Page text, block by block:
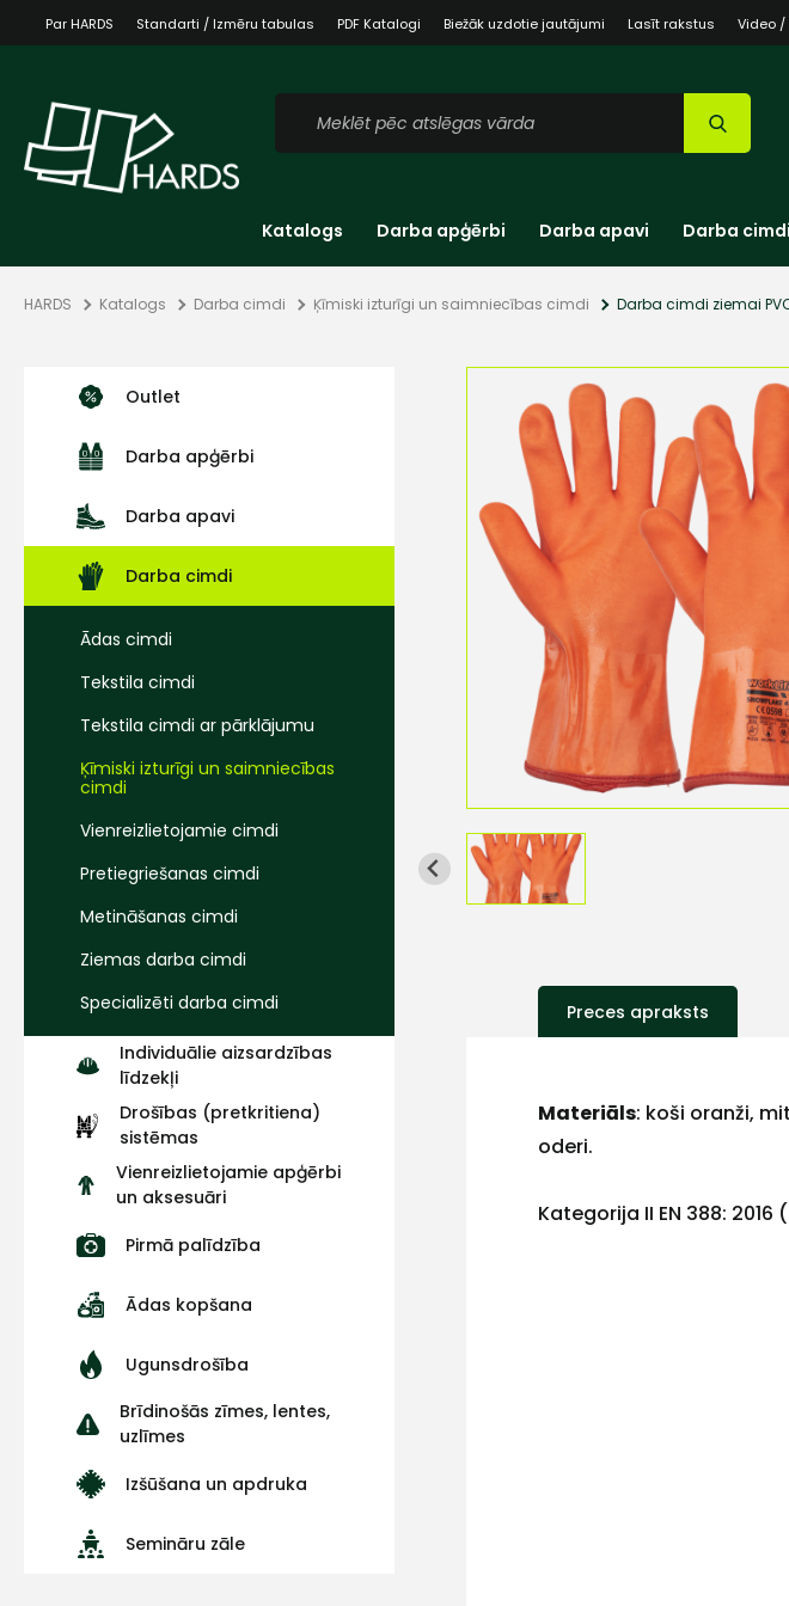
Par HARDS Standarti / Izmēru tabulas PDF Katalogi Biežāk uzdotie jautājumi Lasīt rakstus Video /
Katalogs Darba apģērbi Darba apavi Darba cimdi
HARDS Katalogs Darba cimdi Ķīmiski izturīgi un saimniecības cimdi Darba cimdi ziemai
Outlet
Darba apģērbi
Darba apavi
Darba cimdi
Ādas cimdi
Tekstila cimdi
Tekstila cimdi ar pārklājumu
Ķīmiski izturīgi un saimniecības
cimdi
Vienreizlietojamie cimdi
Pretiegriešanas cimdi
Metināšanas cimdi
Ziemas darba cimdi
Specializēti darba cimdi
Individuālie aizsardzības
līdzekļi
Drošības (pretkritiena)
sistēmas
Vienreizlietojamie apģērbi
un aksesuāri
Pirmā palīdzība
Ādas kopšana
Ugunsdrošība
Brīdinošās zīmes, lentes,
uzlīmes
Izšūšana un apdruka
Semināru zāle
Preces apraksts
Materiāls: koši oranži,
oderi.
Kategorija II EN 388: 2016